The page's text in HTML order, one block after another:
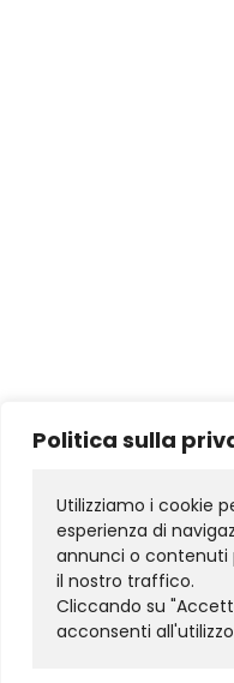
Politica sulla
Utilizziamo i cookie
esperienza di
annunci o contenuti
il nostro traffico.
Cliccando su
acconsenti